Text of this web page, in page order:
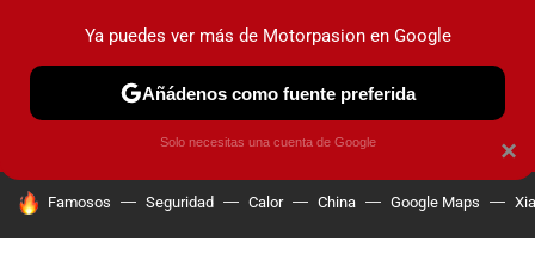
PRUEBAS COCHES ELÉCTRICOS OBSERVATORIO
HOY SE HABLA DE
Famosos Seguridad Calor China Google Maps
×
Ya puedes ver más de Motorpasion en Google
Añádenos como fuente preferida
Solo necesitas una cuenta de Google